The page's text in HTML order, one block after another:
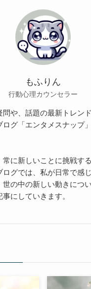
もふりん
行動心理カウンセラー
問や、話題の最新トレン
ログ「エンタメスナップ
常に新しいことに挑戦す
ログでは、私が日常で感
世の中の新しい動きにつ
にしていきます。